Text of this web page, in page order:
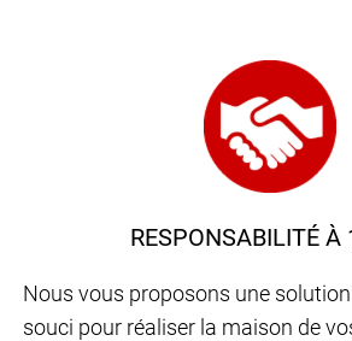
RESPONSABILITÉ À
Nous vous proposons une
souci pour réaliser la maison de